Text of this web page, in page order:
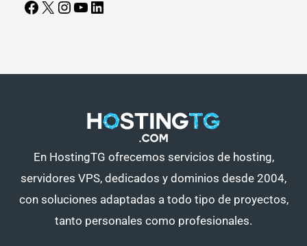
En HostingTG ofrecemos servicios de hosting,
servidores VPS, dedicados y dominios desde 2004,
con soluciones adaptadas a todo tipo de proyectos,
tanto personales como profesionales.